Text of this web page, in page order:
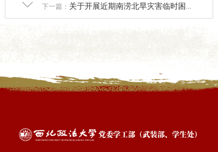
下一篇： 关于开展近期南涝北旱灾害临时困难补助申请的通知